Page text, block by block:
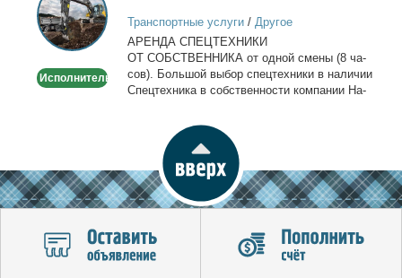
спецтехники
в
Москве
Исполнитель
Транспортные услуги/ Другое
АРЕНДА СПЕЦТЕХНИКИ
ОТ СОБСТВЕННИКА от од­ной сме­ны (8 ча­
сов). Боль­шой вы­бор спец­тех­ни­ки в на­ли­чии
Спец­тех­ни­ка в соб­ствен­но­сти ком­па­нии На­